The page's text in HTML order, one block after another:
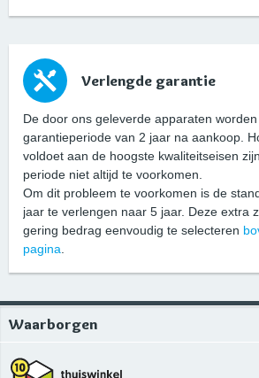
Verlengde garantie
De door ons geleverde apparaten
garantieperiode van 2 jaar na aankoop.
voldoet aan de hoogste kwaliteitseisen
periode niet altijd te voorkomen.
Om dit probleem te voorkomen is de
jaar te verlengen naar 5 jaar. Deze extra
gering bedrag eenvoudig te selecteren
pagina
Waarborgen